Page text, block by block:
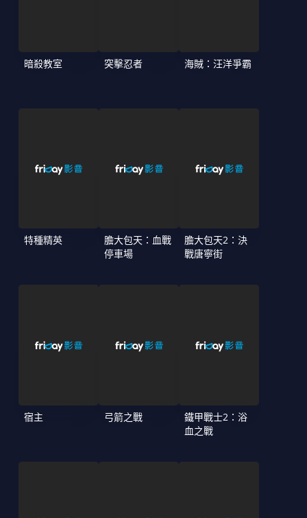
暗殺教室 突擊忍者 海賊：汪洋爭霸
特種精英
膽大包天：血戰
停車場
膽大包天2：決
戰唐寧街
宿主 弓箭之戰
鐵甲戰士2：浴
血之戰